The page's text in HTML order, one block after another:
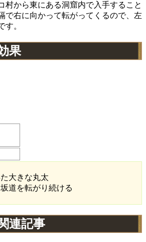
村から東にある洞窟内で入手すること
で右に向かって転がってくるので、左
す。
果
大きな丸太
道を転がり続ける
連記事